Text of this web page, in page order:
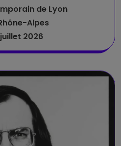
de Lyon
Alpes
2026